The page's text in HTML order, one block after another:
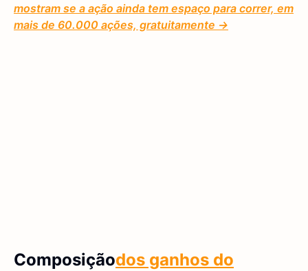
mostram se a ação ainda tem espaço para correr, em
mais de 60.000 ações, gratuitamente →
Composiçãodos ganhos do